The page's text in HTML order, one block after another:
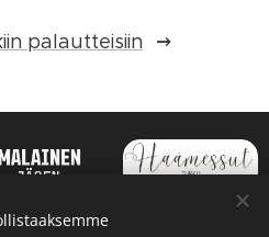
palautteisiin